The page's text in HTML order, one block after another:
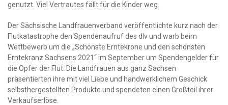
genutzt. Viel Vertrautes fällt für die Kinder weg.
Der Sächsische Landfrauenverband veröffentlichte kurz nach der
Flutkatastrophe den Spendenaufruf des dlv und warb beim
Wettbewerb um die „Schönste Erntekrone und den schönsten
Erntekranz Sachsens 2021“ im September um Spendengelder für
die Opfer der Flut. Die Landfrauen aus ganz Sachsen
präsentierten ihre mit viel Liebe und handwerklichem Geschick
selbsthergestellten Produkte und spendeten einen Großteil ihrer
Verkaufserlöse.